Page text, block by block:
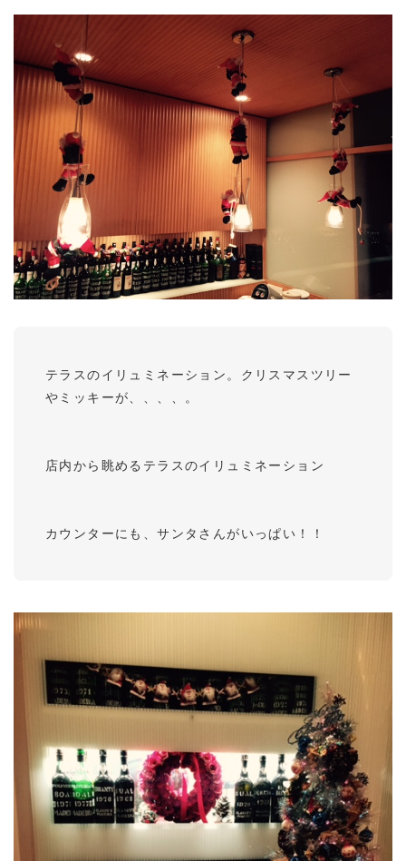
テラスのイリュミネーション。クリスマスツリー
やミッキーが、、、、。
店内から眺めるテラスのイリュミネーション
カウンターにも、サンタさんがいっぱい！！